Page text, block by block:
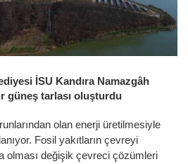
İSU Kandıra Namazgâh
güneş tarlası oluşturdu
olan enerji üretilmesiyle
Fosil yakıtların çevreyi
olması değişik çevreci çözümleri